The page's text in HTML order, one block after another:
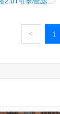
< 1